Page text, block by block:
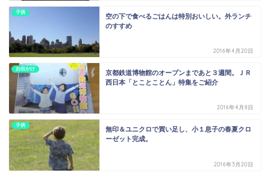
子供
空の下で食べるごはんは特別おいしい。外ランチ
のすすめ
2016年4月20日
お出かけ
京都鉄道博物館のオープンまであと３週間。ＪＲ
西日本「とことことん」特集をご紹介
2016年4月8日
子供
無印＆ユニクロで買い足し、小１息子の春夏クロ
ーゼット完成。
2016年3月20日